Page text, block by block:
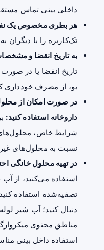
داخلی بینی تماس
هر بطری مخصوص یک
تک‌کاربره را با دیگران
به تاریخ انقضا و
تاریخ انقضا یا در
بو، از مصرف خودداری
در صورت امکان از
داروخانه استفاده کنید:
شرایط خاص،
نسبت به محلول‌های
در تهیه محلول خانگی
استفاده می‌کنید، از
تصفیه‌شده استفاده
دنبال کنید؛ آب شیر
مناطق محتوی
استفاده داخل بینی